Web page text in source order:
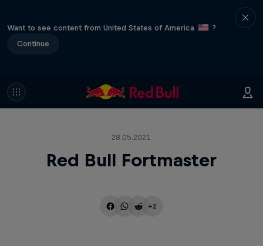
Want to see content from United States of America
?
Continue
28.05.2021
Red Bull Fortmaster
+2